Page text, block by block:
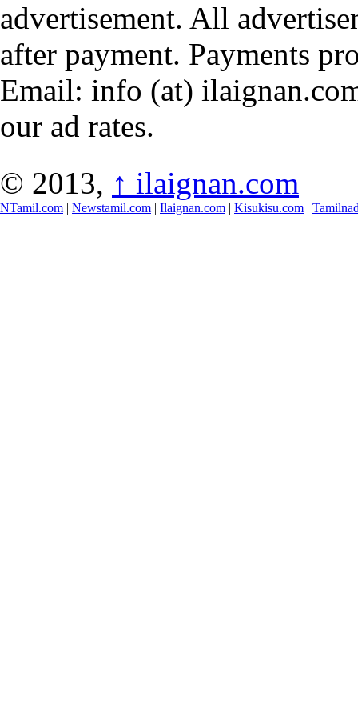
advertisement. All
after payment. Payments
Email: info (at)
our ad rates.
© 2013, ↑ ilaignan.com
NTamil.com | Newstamil.com | Ilaignan.com | Kisukisu.com |